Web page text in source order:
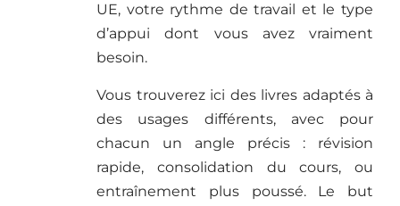
UE, votre rythme de travail et le type
d’appui dont vous avez vraiment
besoin.
Vous trouverez ici des livres adaptés à
des usages différents, avec pour
chacun un angle précis : révision
rapide, consolidation du cours, ou
entraînement plus poussé. Le but